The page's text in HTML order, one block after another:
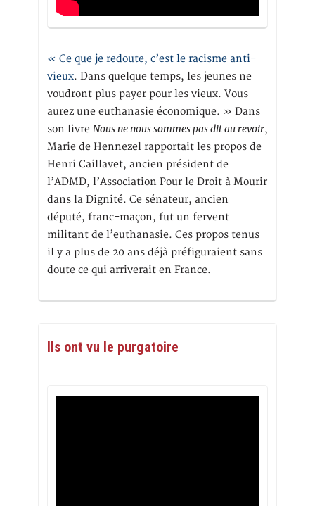
« Ce que je redoute, c’est le racisme anti-
vieux. Dans quelque temps, les jeunes ne
voudront plus payer pour les vieux. Vous
aurez une euthanasie économique. » Dans
son livre Nous ne nous sommes pas dit au revoir,
Marie de Hennezel rapportait les propos de
Henri Caillavet, ancien président de
l’ADMD, l’Association Pour le Droit à Mourir
dans la Dignité. Ce sénateur, ancien
député, franc-maçon, fut un fervent
militant de l’euthanasie. Ces propos tenus
il y a plus de 20 ans déjà préfiguraient sans
doute ce qui arriverait en France.
Ils ont vu le purgatoire